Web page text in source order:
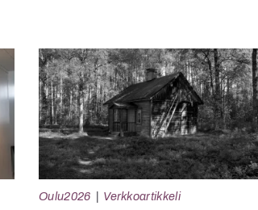
Oulu2026 Verkkoartikkeli